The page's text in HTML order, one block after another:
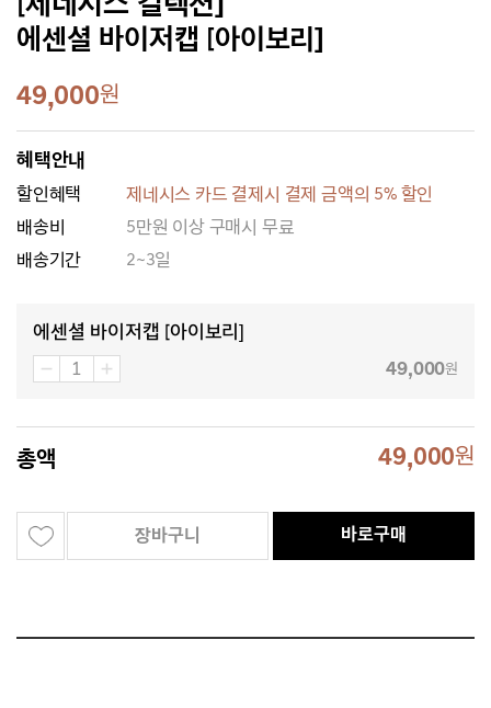
에센셜 바이저캡 [아이보리]
49,000원
혜택안내
할인혜택
제네시스 카드 결제시 결제 금액의 5% 할인
배송비
5만원 이상 구매시 무료
배송기간
2~3일
에센셜 바이저캡 [아이보리]
49,000원
총액 49,000원
장바구니 바로구매